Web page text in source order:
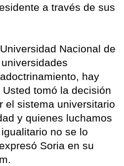
a través de sus
Nacional de
hay
tomó la decisión
el sistema universitario
y quienes luchamos
no se lo
Soria en su